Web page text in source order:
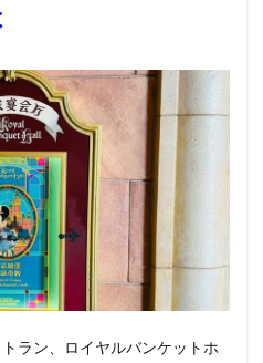
ラン、ロイヤルバンケットホ